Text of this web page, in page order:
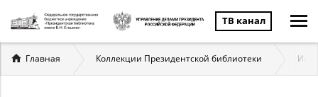
ТВ канал
Вы
здесь
Главная Коллекции Президентской библиотеки